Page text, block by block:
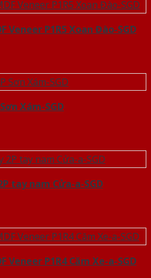
Veneer P1R5 Xoan Đào-SGD
Xám-SGD
tay nam Cửa-a-SGD
Veneer P1R4 Căm Xe-a-SGD